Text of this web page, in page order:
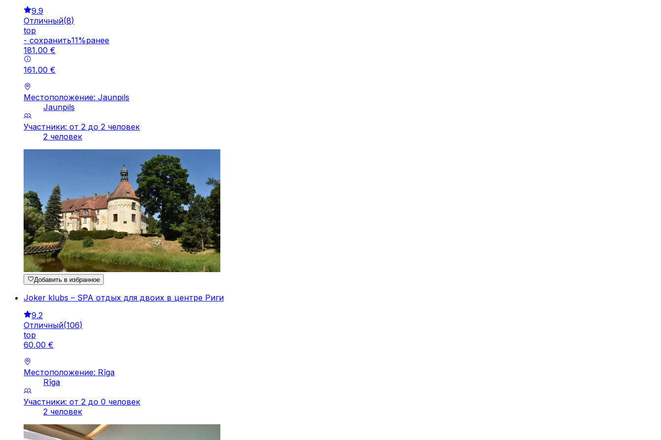
9.9
Отличный(8)
top
- cохранить11%ранее
181,00 €
161,00 €
Местоположение: Jaunpils
Jaunpils
Участники: от 2 до 2 человек
2 человек
Добавить в избранное
Joker klubs – SPA отдых для двоих в центре Риги
9.2
Отличный(106)
top
60,00 €
Местоположение: Rīga
Rīga
Участники: от 2 до 0 человек
2 человек